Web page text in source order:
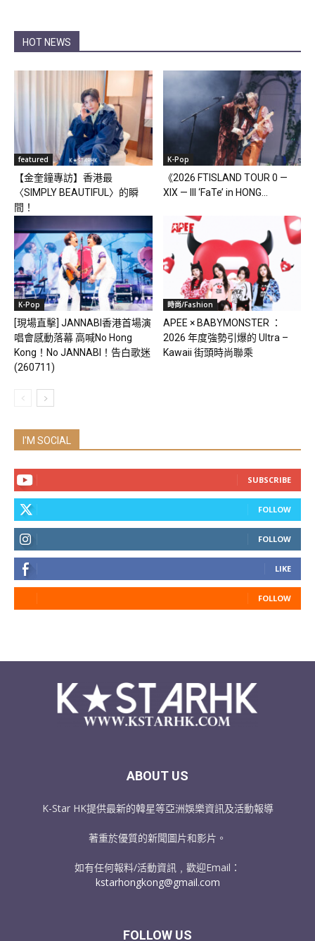
HOT NEWS
featured
【金奎鐘專訪】香港最
〈SIMPLY BEAUTIFUL〉的瞬
間！
K-Pop
《2026 FTISLAND TOUR 0 —
XIX — III ‘FaTe’ in HONG...
K-Pop
[現場直擊] JANNABI香港首場演
唱會感動落幕 高喊No Hong
Kong！No JANNABI！告白歌迷
(260711)
時尚/Fashion
APEE × BABYMONSTER ：
2026 年度強勢引爆的 Ultra –
Kawaii 街頭時尚聯乘
I'M SOCIAL
SUBSCRIBE
FOLLOW
FOLLOW
LIKE
FOLLOW
ABOUT US
K-Star HK提供最新的韓星等亞洲娛樂資訊及活動報導
著重於優質的新聞圖片和影片。
如有任何報料/活動資訊﹐歡迎Email：
kstarhongkong@gmail.com
FOLLOW US